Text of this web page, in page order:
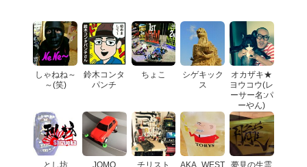
しゃねね～
～(笑)
鈴木コンタ
パンチ
ちょこ
シゲキック
ス
オカザキ★
ヨウコウ(レ
ーサー名:パ
ーやん)
とし坊 JOMO チリスト AKA_WEST 夢見の生霊